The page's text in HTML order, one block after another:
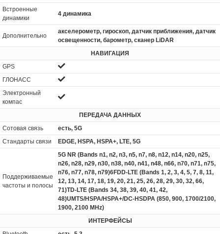
Встроенные
динамики
4 динамика
Дополнительно
акселерометр, гироскоп, датчик приближения, датчик
освещенности, барометр, сканер LiDAR
НАВИГАЦИЯ
GPS
ГЛОНАСС
Электронный
компас
ПЕРЕДАЧА ДАННЫХ
Сотовая связь
есть, 5G
Стандарты связи
EDGE, HSPA, HSPA+, LTE, 5G
Поддерживаемые
частоты и полосы
5G NR (Bands n1, n2, n3, n5, n7, n8, n12, n14, n20, n25,
n26, n28, n29, n30, n38, n40, n41, n48, n66, n70, n71, n75,
n76, n77, n78, n79)6FDD-LTE (Bands 1, 2, 3, 4, 5, 7, 8, 11,
12, 13, 14, 17, 18, 19, 20, 21, 25, 26, 28, 29, 30, 32, 66,
71)TD-LTE (Bands 34, 38, 39, 40, 41, 42,
48)UMTS/HSPA/HSPA+/DC‑HSDPA (850, 900, 1700/2100,
1900, 2100 MHz)
ИНТЕРФЕЙСЫ